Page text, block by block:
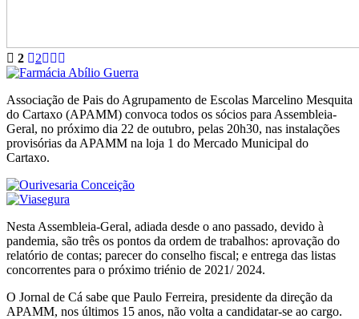
2 2
Associação de Pais do Agrupamento de Escolas Marcelino Mesquita
do Cartaxo (APAMM) convoca todos os sócios para Assembleia-
Geral, no próximo dia 22 de outubro, pelas 20h30, nas instalações
provisórias da APAMM na loja 1 do Mercado Municipal do
Cartaxo.
Nesta Assembleia-Geral, adiada desde o ano passado, devido à
pandemia, são três os pontos da ordem de trabalhos: aprovação do
relatório de contas; parecer do conselho fiscal; e entrega das listas
concorrentes para o próximo triénio de 2021/ 2024.
O Jornal de Cá sabe que Paulo Ferreira, presidente da direção da
APAMM, nos últimos 15 anos, não volta a candidatar-se ao cargo.